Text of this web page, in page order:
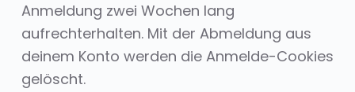
Anmeldung zwei Wochen lang
aufrechterhalten. Mit der Abmeldung aus
deinem Konto werden die Anmelde-Cookies
gelöscht.